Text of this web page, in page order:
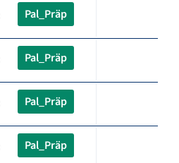
Pal_Präp
Pal_Präp
Pal_Präp
Pal_Präp